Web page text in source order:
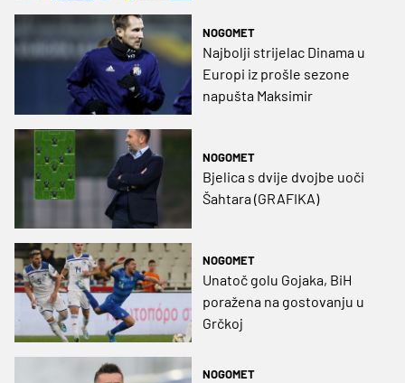
NOGOMET
Najbolji strijelac Dinama u
Europi iz prošle sezone
napušta Maksimir
NOGOMET
Bjelica s dvije dvojbe uoči
Šahtara (GRAFIKA)
NOGOMET
Unatoč golu Gojaka, BiH
poražena na gostovanju u
Grčkoj
NOGOMET